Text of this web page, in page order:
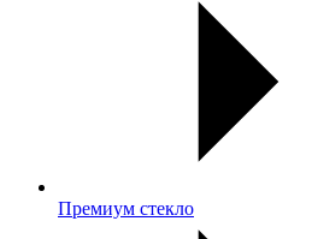
Премиум стекло